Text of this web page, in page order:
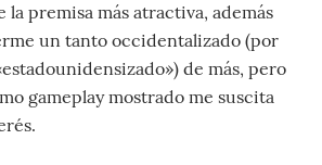
la premisa más atractiva, además
un tanto occidentalizado (por
de más, pero
gameplay mostrado me suscita